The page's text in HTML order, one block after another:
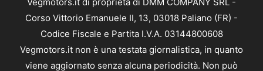
Corso Vittorio Emanuele II, 13, 03018 Paliano (FR) -
Codice Fiscale e Partita I.V.A. 03144800608
Vegmotors.it non è una testata giornalistica, in quanto
viene aggiornato senza alcuna periodicità. Non può